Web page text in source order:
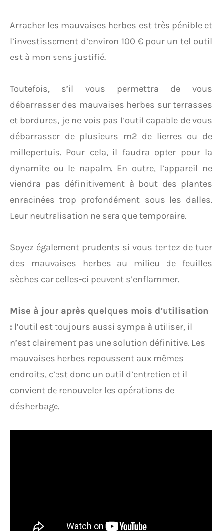
Arracher les mauvaises herbes est très pénible et
l’investissement d’environ 100 € pour un tel outil
est à mon sens justifié.
Toutefois, s’il vous permettra de vous
débarrasser des mauvaises herbes sur terrasses
et bordures, je ne vois pas l’outil capable de vous
débarrasser de plusieurs m2 de lierres ou de
millepertuis. Pour cela, il faudra opter pour la
dynamite ou le napalm. En outre, l’appareil ne
viendra pas définitivement à bout des plantes
enracinées trop profondément sous les dalles.
Leur neutralisation ne sera que temporaire.
Soyez également prudents si vous tentez de tuer
des mauvaises herbes au milieu de feuilles
sèches car celles-ci peuvent s’enflammer.
Mise à jour après quelques mois d’utilisation
: l’outil est toujours aussi sympa à utiliser, il
n’est clairement pas une solution définitive. Les
mauvaises herbes repoussent aux mêmes
endroits, c’est donc un outil d’entretien et il
convient de renouveler les opérations de
désherbage.